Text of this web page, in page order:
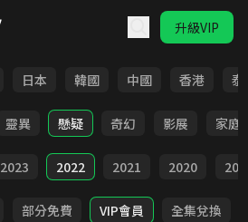
升級VIP
日本 韓國 中國 香港 泰
靈異 懸疑 奇幻 影展 家庭
2023 2022 2021 2020
部分免費 VIP會員 全集兌換